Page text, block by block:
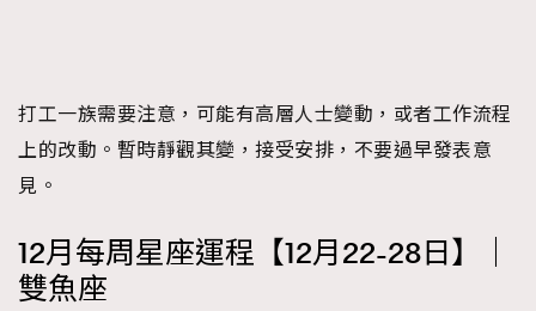
打工一族需要注意，可能有高層人士變動，或者工作流程
上的改動。暫時靜觀其變，接受安排，不要過早發表意
見。
12月每周星座運程【12月22-28日】｜
雙魚座